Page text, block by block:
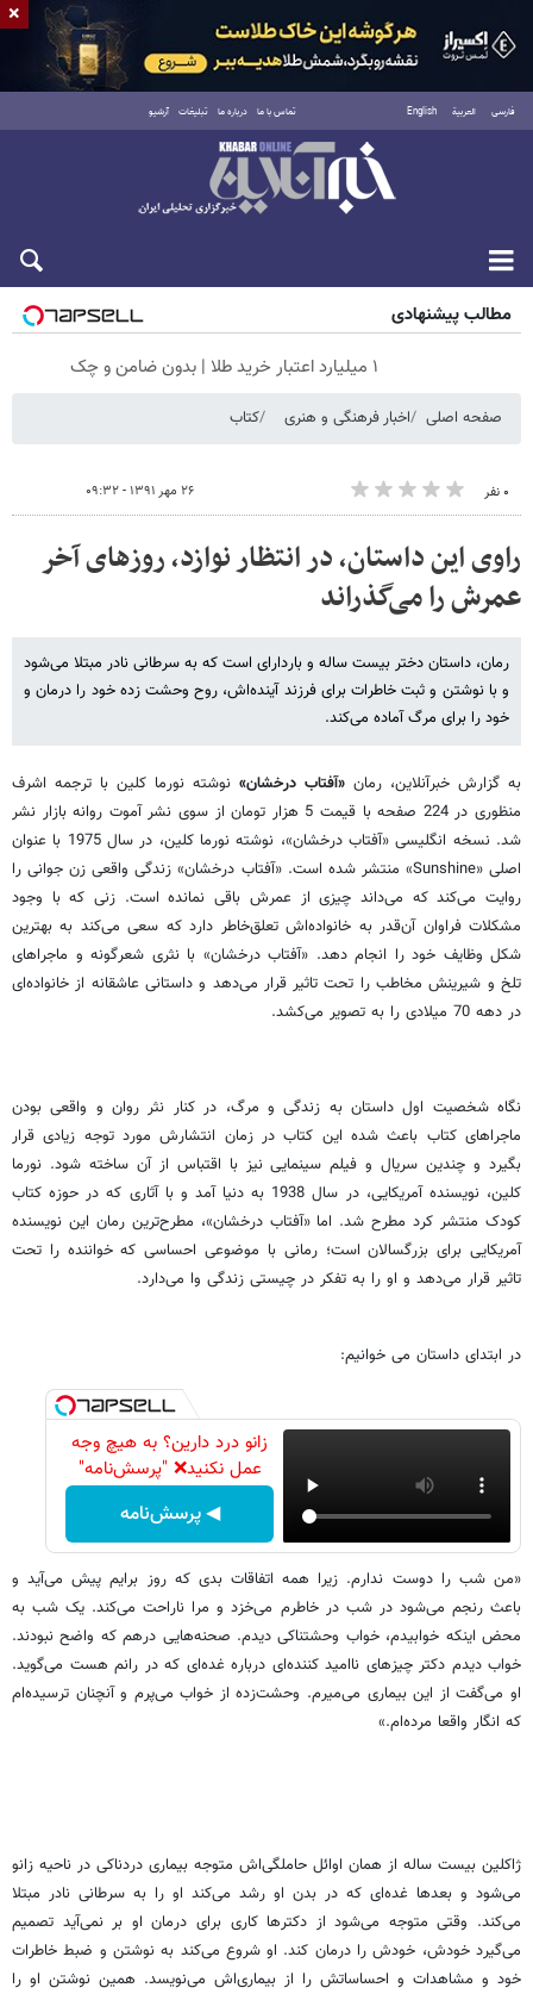
فارسی العربية English تماس با ما درباره ما تبلیغات آرشیو
شنبه ۱۷ مرداد ۱۴۰۵
مطالب پیشنهادی
۱ میلیارد اعتبار خرید طلا | بدون ضامن و چک
صفحه اصلی اخبار فرهنگی و هنری کتاب
۰ نفر ۲۶ مهر ۱۳۹۱ - ۰۹:۳۲
راوی این داستان، در انتظار نوازد، روزهای آخر
عمرش را می‌گذراند
رمان، داستان دختر بیست ساله و باردارای است که به سرطانی نادر مبتلا می‌شود
و با نوشتن و ثبت خاطرات برای فرزند آینده‌اش، روح وحشت زده خود را درمان و
خود را برای مرگ آماده می‌کند.
به گزارش خبرآنلاین، رمان «آفتاب درخشان» نوشته نورما کلین با ترجمه اشرف
منظوری در 224 صفحه با قیمت 5 هزار تومان از سوی نشر آموت روانه بازار نشر
شد. نسخه انگلیسی «آفتاب درخشان»، نوشته نورما کلین، در سال 1975 با عنوان
اصلی «Sunshine» منتشر شده است. «آفتاب درخشان» زندگی واقعی زن جوانی را
روایت می‌کند که می‌داند چیزی از عمرش باقی نمانده است. زنی که با وجود
مشکلات فراوان آن‌قدر به خانواده‌اش تعلق‌خاطر دارد که سعی می‌کند به بهترین
شکل وظایف خود را انجام ‌دهد. «آفتاب درخشان» با نثری شعرگونه و ماجراهای
تلخ و شیرینش مخاطب را تحت تاثیر قرار می‌دهد و داستانی عاشقانه از خانواده‌ای
در دهه 70 میلادی را به تصویر می‌کشد.
نگاه شخصیت اول داستان به زندگی و مرگ، در کنار نثر روان و واقعی بودن
ماجراهای کتاب باعث شده این کتاب در زمان انتشارش مورد توجه زیادی قرار
بگیرد و چندین سریال و فیلم سینمایی نیز با اقتباس از آن ساخته شود. نورما
کلین، نویسنده آمریکایی، در سال 1938 به دنیا آمد و با آثاری که در حوزه کتاب
کودک منتشر کرد مطرح شد. اما «آفتاب درخشان»، مطرح‌ترین رمان این نویسنده
آمریکایی برای بزرگسالان است؛ رمانی با موضوعی احساسی که خواننده را تحت
تاثیر قرار می‌‌دهد و او را به تفکر در چیستی زندگی وا می‌دارد.
در ابتدای داستان می خوانیم:
زانو درد دارین؟ به هیچ وجه
عمل نکنید❌ "پرسش‌نامه"
◀ پرسش‌نامه
«من شب را دوست ندارم. زیرا همه اتفاقات بدی که روز برایم پیش می‌آید و
باعث رنجم می‌شود در شب در خاطرم می‌خزد و مرا ناراحت می‌کند. یک شب به
محض اینکه خوابیدم، خواب وحشتناکی دیدم. صحنه‌هایی درهم که واضح نبودند.
خواب دیدم دکتر چیزهای ناامید کننده‌ای درباره غده‌ای که در رانم هست می‌گوید.
او می‌گفت از این بیماری می‌میرم. وحشت‌زده از خواب می‌پرم و آنچنان ترسیده‌ام
که انگار واقعا مرده‌ام.»
ژاکلین بیست ساله از همان اوائل حاملگی‌اش متوجه بیماری دردناکی در ناحیه زانو
می‌شود و بعدها غده‌ای که در بدن او رشد می‌کند او را به سرطانی نادر مبتلا
می‌کند. وقتی متوجه می‌شود از دکترها کاری برای درمان او بر نمی‌آید تصمیم
می‌گیرد خودش، خودش را درمان کند. او شروع می‌کند به نوشتن و ضبط خاطرات
خود و مشاهدات و احساساتش را از بیماری‌اش می‌نویسد. همین نوشتن او را
×